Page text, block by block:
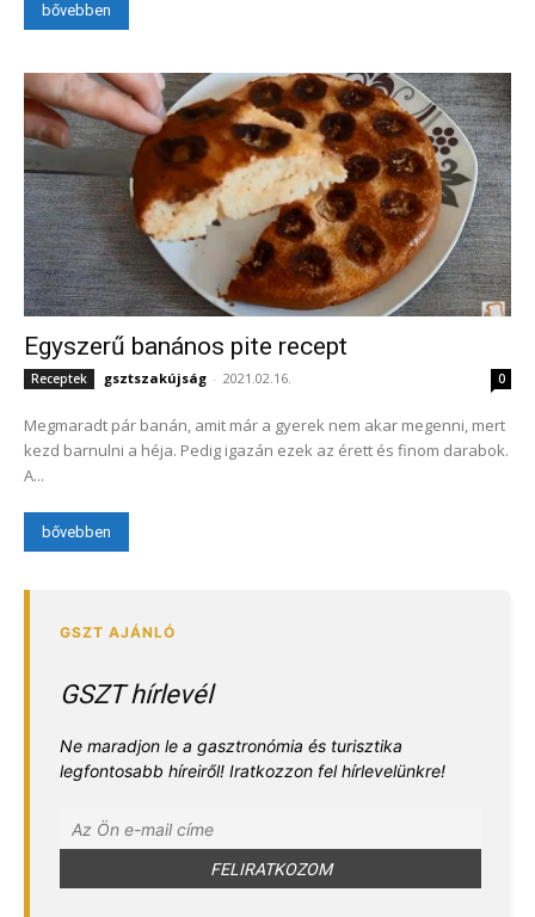
bővebben
Egyszerű banános pite recept
Receptek gsztszakújság - 2021.02.16. 0
Megmaradt pár banán, amit már a gyerek nem akar megenni, mert
kezd barnulni a héja. Pedig igazán ezek az érett és finom darabok.
A...
bővebben
GSZT hírlevél
Ne maradjon le a gasztronómia és turisztika
legfontosabb híreiről! Iratkozzon fel hírlevelünkre!